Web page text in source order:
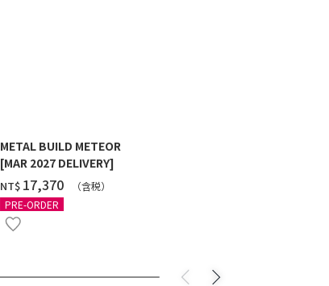
METAL BUILD METEOR
[MAR 2027 DELIVERY]
NT$ ‌17,370
（含税）
PRE-ORDER